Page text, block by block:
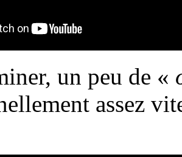
un peu de «
assez